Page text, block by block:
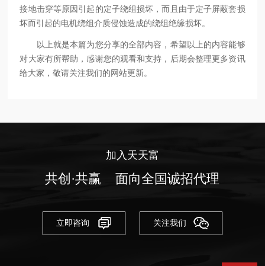
接地击穿等原因引起的定子绕组损坏，而且由于定子屏蔽套损
坏而引起的电机绕组介质侵蚀造成的绕组绝缘损坏。
以上就是本篇为您分享的全部内容，希望以上的内容能够
对大家有所帮助，感谢您的观看和支持，后期会整理更多资讯
给大家，敬请关注我们的网站更新。
加入天天富
共创·共赢 面向全国诚招代理
立即咨询 关注我们